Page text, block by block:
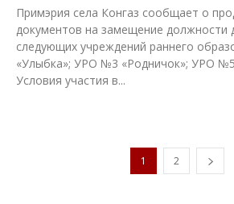
Примэрия села Конгаз сообщает о
документов на замещение должности
следующих учреждений раннего
«Улыбка»; УРО №3 «Родничок»; УРО
Условия участия в...
1 2